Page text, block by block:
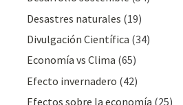
Desastres naturales (19)
Divulgación Cientí­fica (34)
Economía vs Clima (65)
Efecto invernadero (42)
Efectos sobre la economía (25)